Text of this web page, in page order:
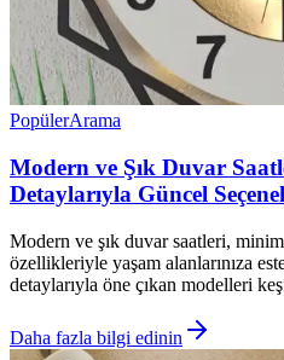
PopülerArama
Modern ve Şık Duvar
Detaylarıyla Güncel
Modern ve şık duvar saatleri,
özellikleriyle yaşam alanlarınıza
detaylarıyla öne çıkan modelleri
Daha fazla bilgi edinin